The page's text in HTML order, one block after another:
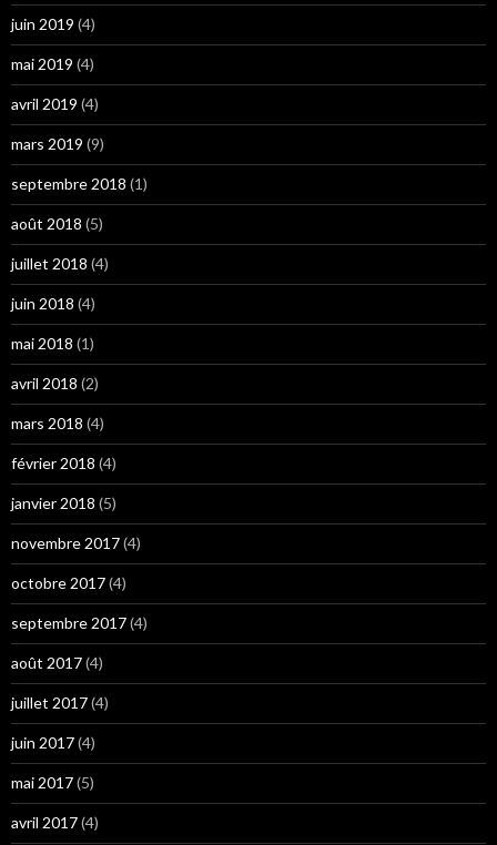
juin 2019 (4)
mai 2019 (4)
avril 2019 (4)
mars 2019 (9)
septembre 2018 (1)
août 2018 (5)
juillet 2018 (4)
juin 2018 (4)
mai 2018 (1)
avril 2018 (2)
mars 2018 (4)
février 2018 (4)
janvier 2018 (5)
novembre 2017(4)
octobre 2017(4)
septembre 2017(4)
août 2017(4)
juillet 2017(4)
juin 2017(4)
mai 2017(5)
avril 2017(4)